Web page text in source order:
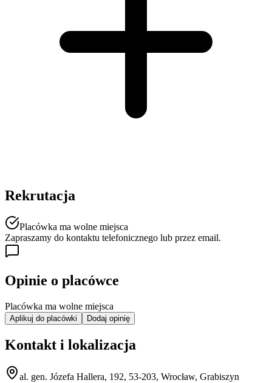
Rekrutacja
Placówka ma wolne miejsca
Zapraszamy do kontaktu telefonicznego lub przez email.
Opinie o placówce
Placówka ma wolne miejsca
Aplikuj do placówki Dodaj opinię
Kontakt i lokalizacja
al. gen. Józefa Hallera, 192, 53-203, Wrocław, Grabiszyn